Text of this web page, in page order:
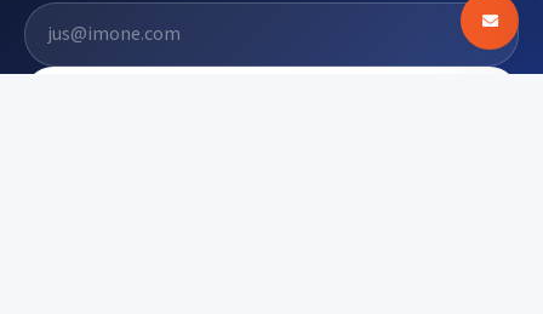
El. pašto adresas